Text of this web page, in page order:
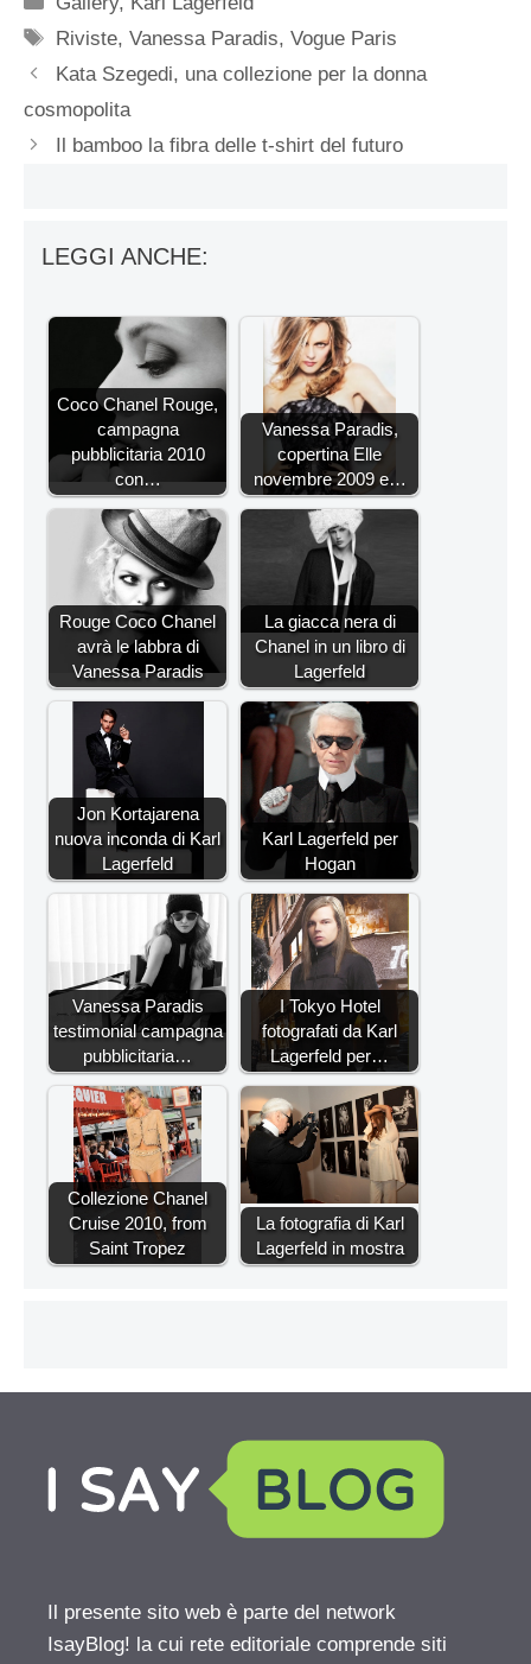
Tag
Riviste,Vanessa Paradis,Vogue Paris
Kata Szegedi, una collezione per la donna
cosmopolita
Il bamboo la fibra delle t-shirt del futuro
LEGGI ANCHE:
Coco Chanel Rouge,
campagna
pubblicitaria 2010
con…
Vanessa Paradis,
copertina Elle
novembre 2009 e…
Rouge Coco Chanel
avrà le labbra di
Vanessa Paradis
La giacca nera di
Chanel in un libro di
Lagerfeld
Jon Kortajarena
nuova inconda di Karl
Lagerfeld
Karl Lagerfeld per
Hogan
Vanessa Paradis
testimonial campagna
pubblicitaria…
I Tokyo Hotel
fotografati da Karl
Lagerfeld per…
Collezione Chanel
Cruise 2010, from
Saint Tropez
La fotografia di Karl
Lagerfeld in mostra
Il presente sito web è parte del network
IsayBlog! la cui rete editoriale comprende siti